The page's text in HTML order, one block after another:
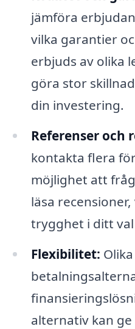
jämföra
vilka garantier
erbjuds av olika
göra stor
din investering.
Referenser och
kontakta flera
möjlighet att
läsa
trygghet i ditt
Flexibilitet:
alternativ kan